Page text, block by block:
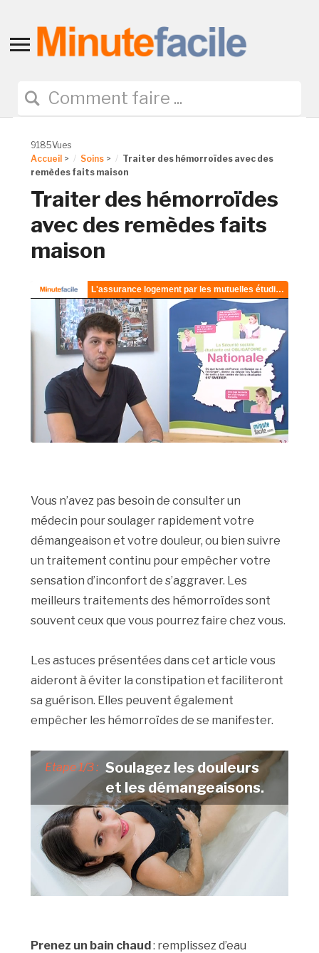
Toggle
navigation
9185Vues
Accueil > Soins >
Traiter des hémorroïdes avec des
remèdes faits maison
Traiter des hémorroïdes
avec des remèdes faits
maison
Vous n’avez pas besoin de consulter un
médecin pour soulager rapidement votre
démangeaison et votre douleur, ou bien suivre
un traitement continu pour empêcher votre
sensation d’inconfort de s’aggraver. Les
meilleurs traitements des hémorroïdes sont
souvent ceux que vous pourrez faire chez vous.
Les astuces présentées dans cet article vous
aideront à éviter la constipation et faciliteront
sa guérison. Elles peuvent également
empêcher les hémorroïdes de se manifester.
Etape 1/3 : Soulagez les douleurs
et les démangeaisons.
Prenez un bain chaud: remplissez d’eau